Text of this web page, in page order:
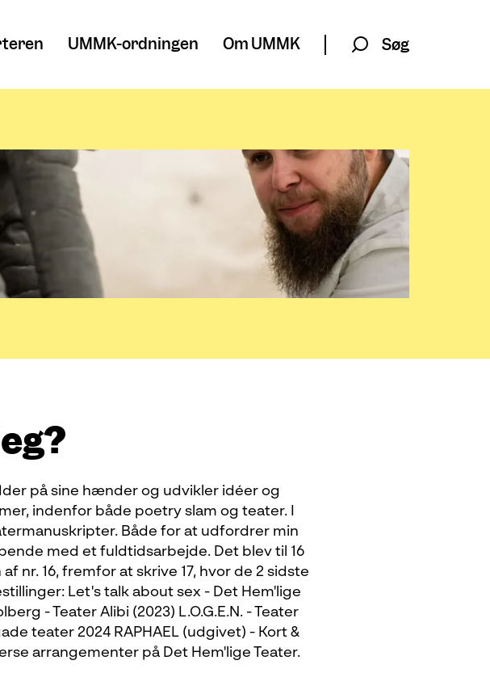
UMMK-ordningen Om UMMK Søg
på sine hænder og udvikler idéer og
indenfor både poetry slam og teater. I
Både for at udfordrer min
med et fuldtidsarbejde. Det blev til 16
nr. 16, fremfor at skrive 17, hvor de 2 sidste
Let's talk about sex - Det Hem'lige
- Teater Alibi (2023) L.O.G.E.N. - Teater
teater 2024 RAPHAEL (udgivet) - Kort &
arrangementer på Det Hem'lige Teater.